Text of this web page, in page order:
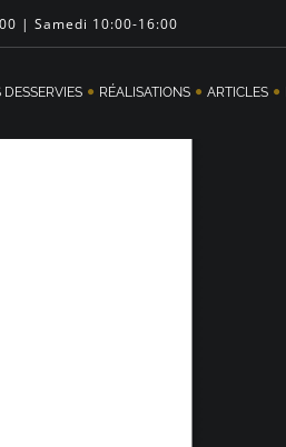
| Samedi 10:00-16:00
RÉALISATIONS ARTICLES